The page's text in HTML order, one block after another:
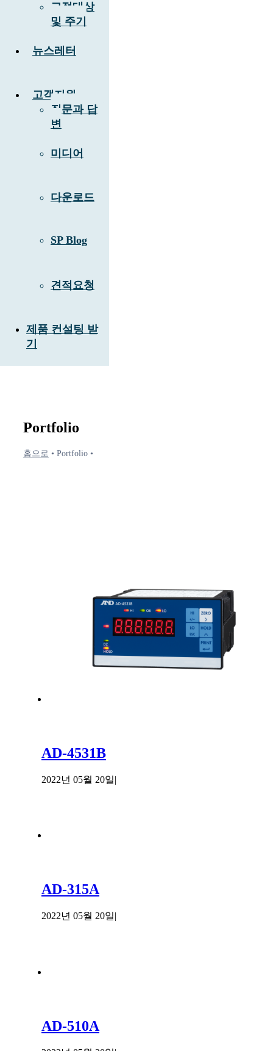
교정대상
및 주기
뉴스레터
고객지원
질문과 답
변
미디어
다운로드
SP Blog
견적요청
제품 컨설팅 받
기
Portfolio
홈으로 • Portfolio•
AD-4531B
2022년 05월 20일|
AD-315A
2022년 05월 20일|
AD-510A